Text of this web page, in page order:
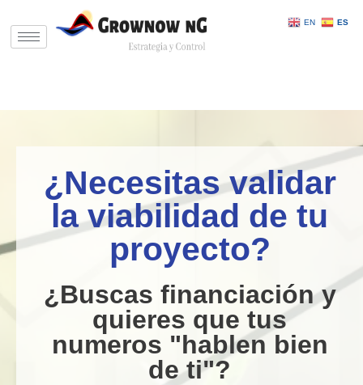
Saltar
¿Necesitas validar
la viabilidad de tu
proyecto?
¿Buscas financiación y
quieres que tus
numeros "hablen bien
de ti"?
EN ES